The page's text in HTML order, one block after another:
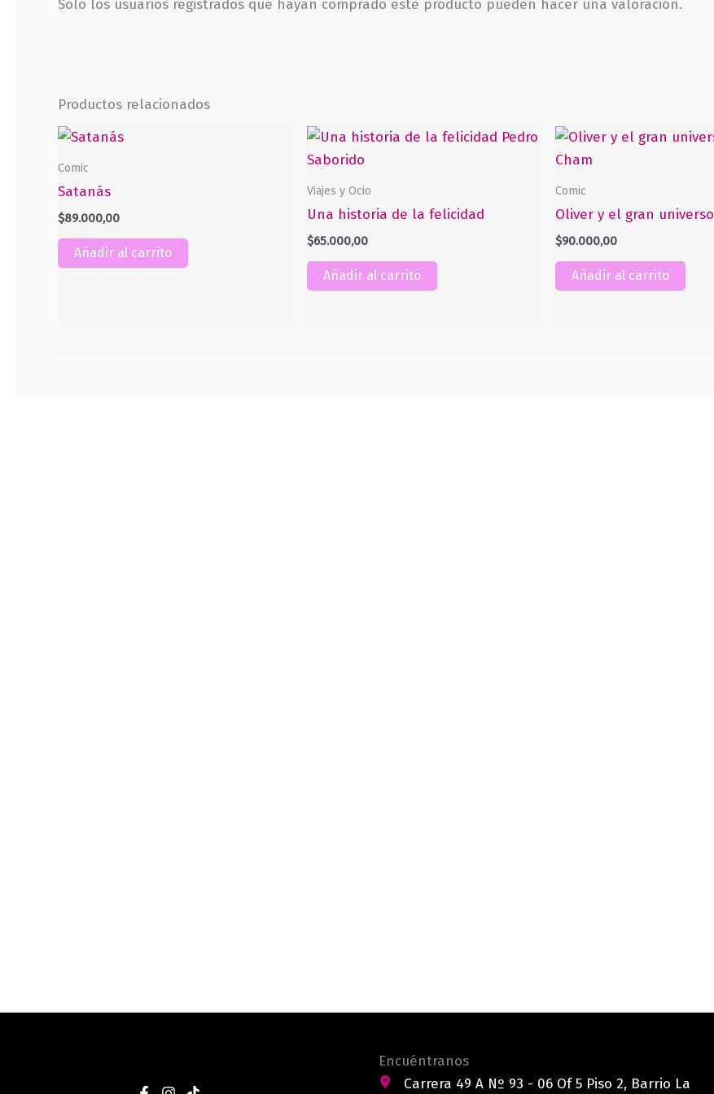
Solo los usuarios registrados que hayan comprado este producto pueden hacer una valoración.
Productos relacionados
Comic
Satanás
$89.000,00
Añadir al carrito
Viajes y Ocio
Una historia de la felicidad
$65.000,00
Añadir al carrito
Comic
Oliver y el gran universo
$90.000,00
Añadir al carrito
Encuéntranos
Carrera 49 A Nº 93 - 06 Of 5 Piso 2, Barrio La